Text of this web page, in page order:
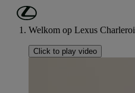
Ga naar de hoofdinhoud
Welkom op Lexus Charleroi
Click to play video